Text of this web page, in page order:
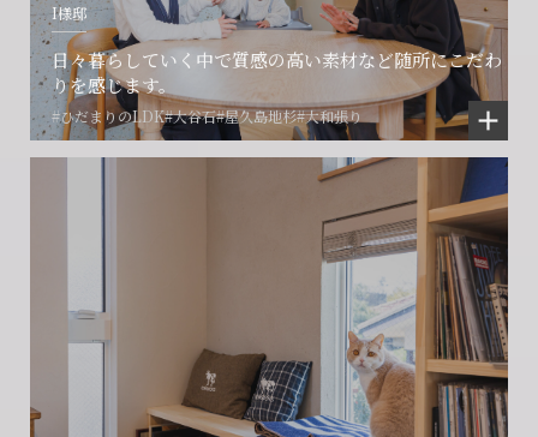
I様邸
日々暮らしていく中で質感の高い素材など随所にこだわ
りを感じます。
#ひだまりのLDK#大谷石#屋久島地杉#大和張り